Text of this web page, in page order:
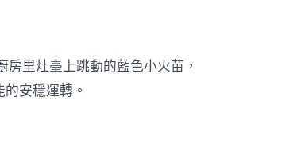
房里灶臺上跳動的藍色小火苗，
安穩運轉。